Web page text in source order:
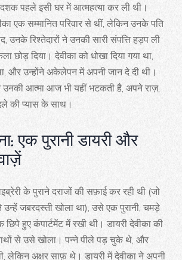
पहले इसी घर में आत्महत्या कर ली थी।
एक सम्मानित परिवार से थीं, लेकिन उनके पति
उनके रिश्तेदारों ने उनकी सारी संपत्ति हड़प ली
छोड़ दिया। देवीका को धोखा दिया गया था,
और उन्होंने अकेलेपन में अपनी जान दे दी थी।
उनकी आत्मा आज भी यहीं भटकती है, अपने राज़,
की प्यास के साथ।
एक पुरानी डायरी और
के पुराने दराजों की सफ़ाई कर रही थी (जो
जबरदस्ती खोला था), उसे एक पुरानी, चमड़े
छिपे हुए कंपार्टमेंट में रखी थी। डायरी देवीका की
से उसे खोला। पन्ने पीले पड़ चुके थे, और
लेकिन अक्षर साफ़ थे। डायरी में देवीका ने अपनी